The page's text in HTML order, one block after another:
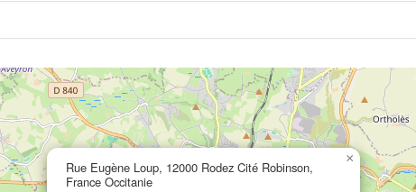
Rue Eugène Loup, 12000 Rodez Cité Robinson,
France Occitanie
×